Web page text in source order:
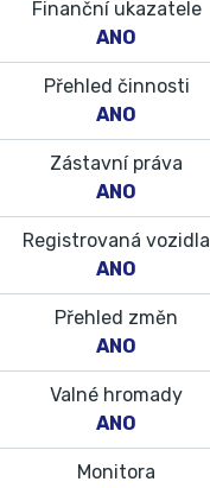
Finanční ukazatele
ANO
Přehled činnosti
ANO
Zástavní práva
ANO
Registrovaná vozidla
ANO
Přehled změn
ANO
Valné hromady
ANO
Monitora